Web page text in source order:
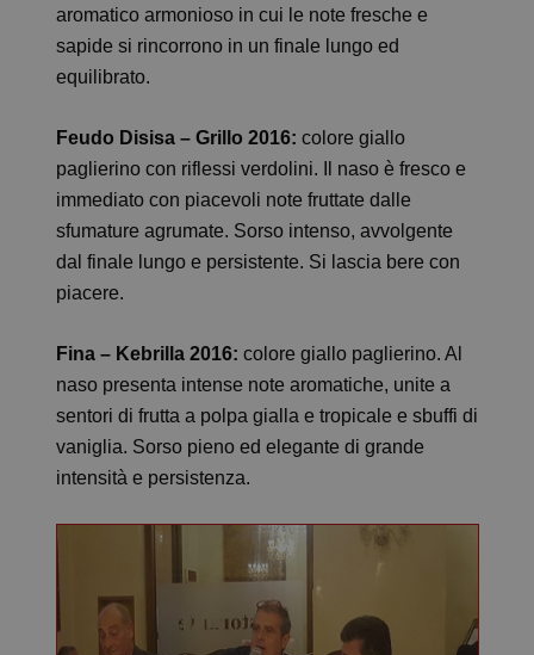
aromatico armonioso in cui le note fresche e
sapide si rincorrono in un finale lungo ed
equilibrato.
Feudo Disisa – Grillo 2016: colore giallo
paglierino con riflessi verdolini. Il naso è fresco e
immediato con piacevoli note fruttate dalle
sfumature agrumate. Sorso intenso, avvolgente
dal finale lungo e persistente. Si lascia bere con
piacere.
Fina – Kebrilla 2016: colore giallo paglierino. Al
naso presenta intense note aromatiche, unite a
sentori di frutta a polpa gialla e tropicale e sbuffi di
vaniglia. Sorso pieno ed elegante di grande
intensità e persistenza.